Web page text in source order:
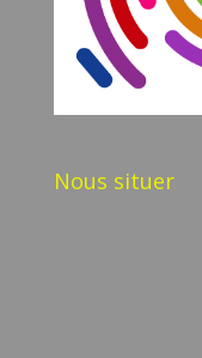
Nous situer